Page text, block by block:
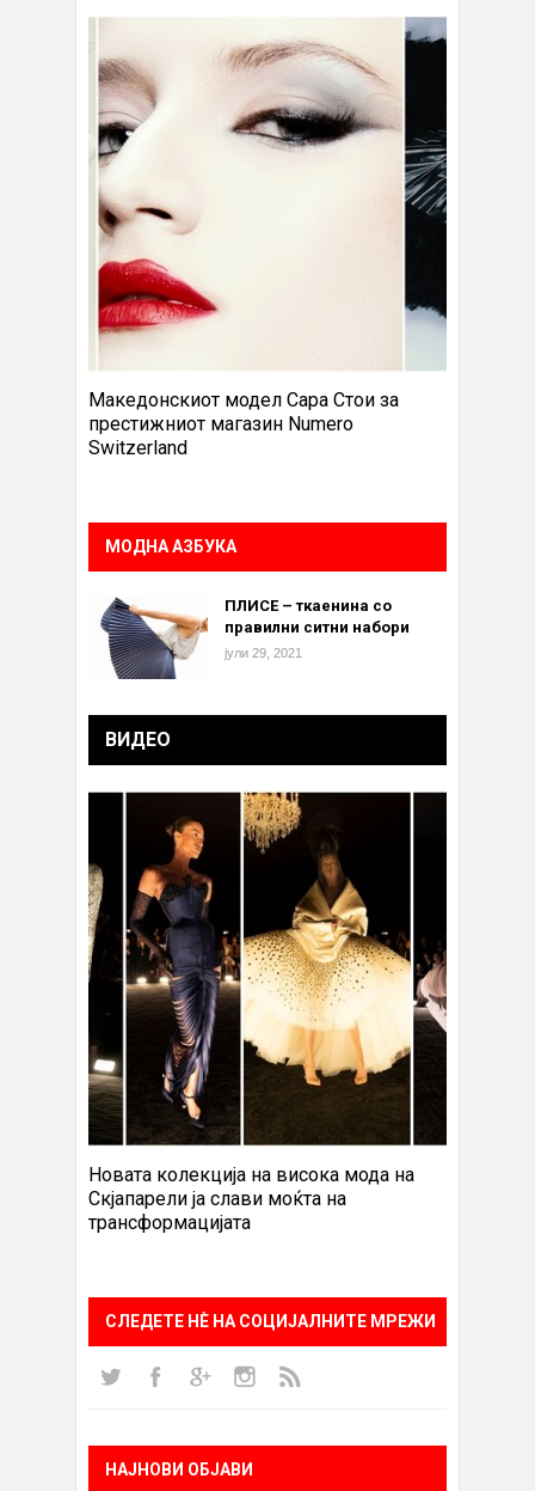
Македонскиот модел Сара Стои за
престижниот магазин Numero
Switzerland
МОДНА АЗБУКА
ПЛИСЕ – ткаенина со
правилни ситни набори
јули 29, 2021
ВИДЕО
Новата колекција на висока мода на
Скјапарели ја слави моќта на
трансформацијата
СЛЕДЕТЕ НÈ НА СОЦИЈАЛНИТЕ МРЕЖИ
НАЈНОВИ ОБЈАВИ